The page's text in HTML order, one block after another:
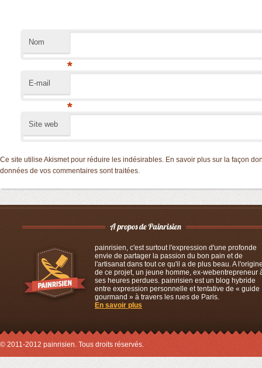
Nom
*
E-mail
*
Site web
Ce site utilise Akismet pour réduire les indésirables. En savoir plus sur la façon
données de vos commentaires sont traitées.
painrisien, c'est surtout l'expression d'une profonde
envie de partager la passion du bon pain et de
l'artisanat dans tout ce qu'il a de plus beau. A
de ce projet, un jeune homme, ex-webentrepreneur
ses heures perdues. painrisien est un blog hybride
entre expression personnelle et tentative de « guide
gourmand » à travers les rues de Paris.
En savoir plus
© 2011-2012 painrisien. Tous droits réservés.